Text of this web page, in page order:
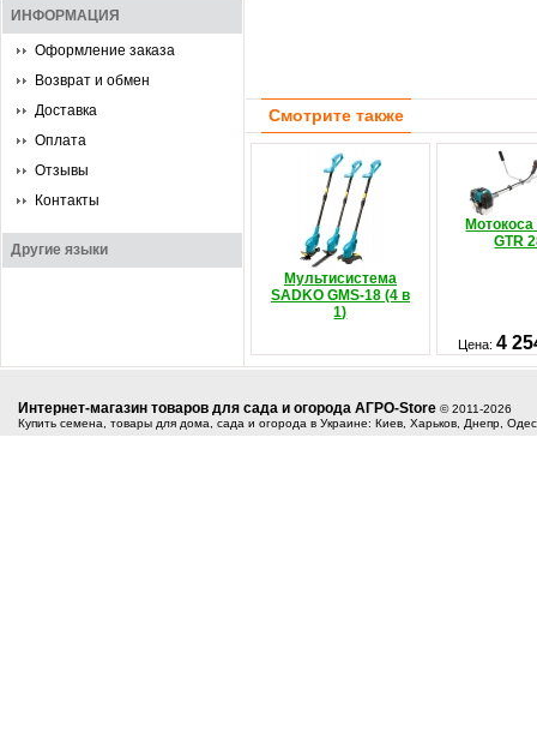
ИНФОРМАЦИЯ
Оформление заказа
Возврат и обмен
Доставка
Оплата
Отзывы
Контакты
Другие языки
Смотрите также
Мультисистема
SADKO GMS-18 (4 в
1)
GTR
Цена: 4
Интернет-магазин товаров для сада и огорода АГРО-Store © 2011-2026
Купить семена, товары для дома, сада и огорода в Украине: Киев, Харьков, Днепр,